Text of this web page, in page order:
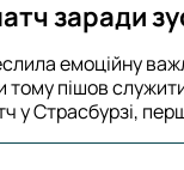
заради
емоційну
тому пішов
у Страсбурзі,